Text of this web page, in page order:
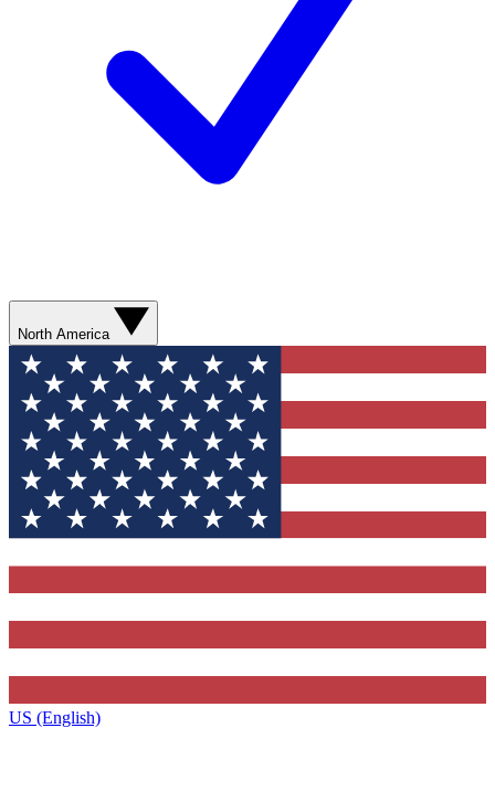
North America
US (English)